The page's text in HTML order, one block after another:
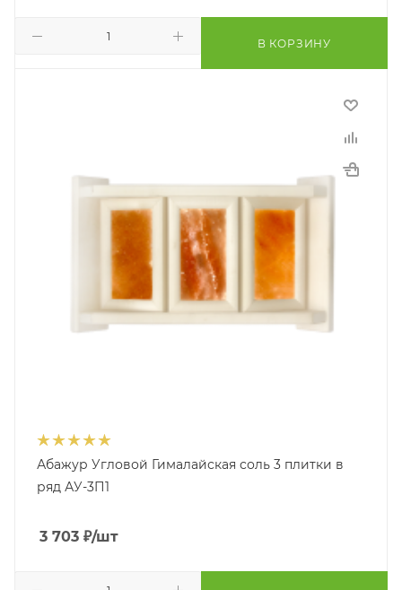
В КОРЗИНУ
Абажур Угловой Гималайская соль 3 плитки в
ряд АУ-3П1
3 703 ₽/шт